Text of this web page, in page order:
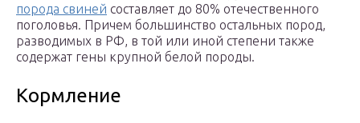
порода свиней составляет до 80% отечественного
поголовья. Причем большинство остальных пород,
разводимых в РФ, в той или иной степени также
содержат гены крупной белой породы.
Кормление